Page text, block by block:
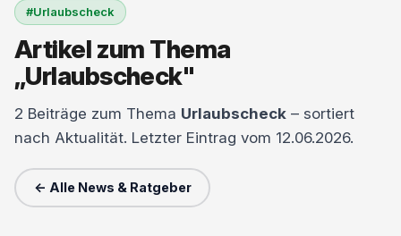
#Urlaubscheck
Artikel zum Thema
„Urlaubscheck"
2 Beiträge zum Thema Urlaubscheck – sortiert
nach Aktualität. Letzter Eintrag vom 12.06.2026.
← Alle News & Ratgeber